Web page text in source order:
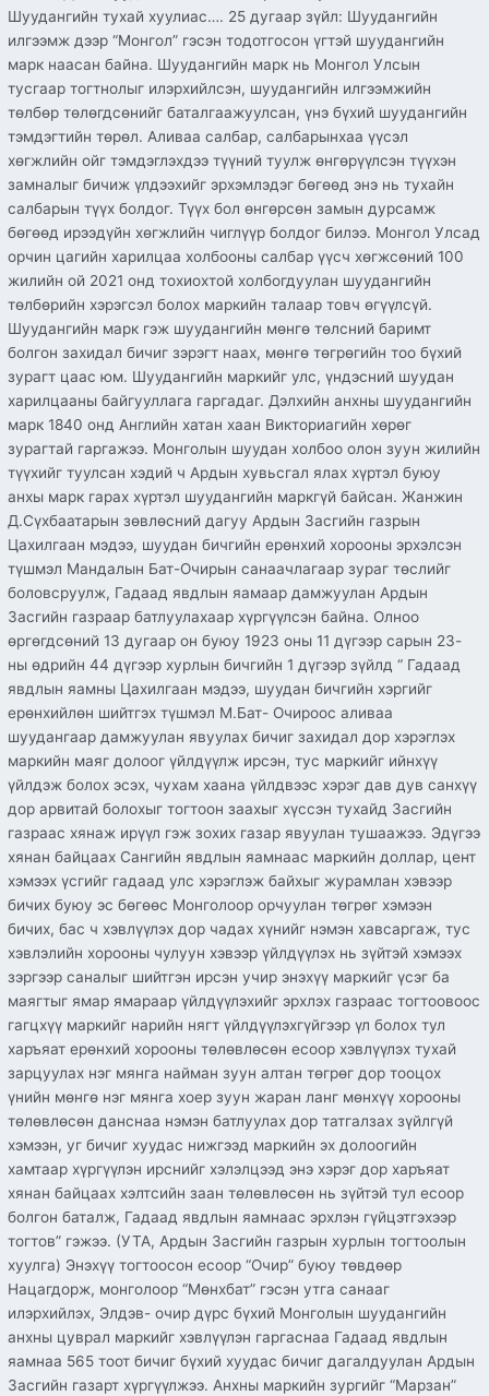
Шуудангийн тухай хуулиас…. 25 дугаар зүйл: Шуудангийн
илгээмж дээр “Монгол” гэсэн тодотгосон үгтэй шуудангийн
марк наасан байна. Шуудангийн марк нь Монгол Улсын
тусгаар тогтнолыг илэрхийлсэн, шуудангийн илгээмжийн
төлбөр төлөгдсөнийг баталгаажуулсан, үнэ бүхий шуудангийн
тэмдэгтийн төрөл. Аливаа салбар, салбарынхаа үүсэл
хөгжлийн ойг тэмдэглэхдээ түүний туулж өнгөрүүлсэн түүхэн
замналыг бичиж үлдээхийг эрхэмлэдэг бөгөөд энэ нь тухайн
салбарын түүх болдог. Түүх бол өнгөрсөн замын дурсамж
бөгөөд ирээдүйн хөгжлийн чиглүүр болдог билээ. Монгол Улсад
орчин цагийн харилцаа холбооны салбар үүсч хөгжсөний 100
жилийн ой 2021 онд тохиохтой холбогдуулан шуудангийн
төлбөрийн хэрэгсэл болох маркийн талаар товч өгүүлсүй.
Шуудангийн марк гэж шуудангийн мөнгө төлсний баримт
болгон захидал бичиг зэрэгт наах, мөнгө төгрөгийн тоо бүхий
зурагт цаас юм. Шуудангийн маркийг улс, үндэсний шуудан
харилцааны байгууллага гаргадаг. Дэлхийн анхны шуудангийн
марк 1840 онд Английн хатан хаан Викториагийн хөрөг
зурагтай гаргажээ. Монголын шуудан холбоо олон зуун жилийн
түүхийг туулсан хэдий ч Ардын хувьсгал ялах хүртэл буюу
анхы марк гарах хүртэл шуудангийн маркгүй байсан. Жанжин
Д.Сүхбаатарын зөвлөсний дагуу Ардын Засгийн газрын
Цахилгаан мэдээ, шуудан бичгийн ерөнхий хорооны эрхэлсэн
түшмэл Мандалын Бат-Очирын санаачлагаар зураг төслийг
боловсруулж, Гадаад явдлын яамаар дамжуулан Ардын
Засгийн газраар батлуулахаар хүргүүлсэн байна. Олноо
өргөгдсөний 13 дугаар он буюу 1923 оны 11 дүгээр сарын 23-
ны өдрийн 44 дүгээр хурлын бичгийн 1 дүгээр зүйлд “ Гадаад
явдлын яамны Цахилгаан мэдээ, шуудан бичгийн хэргийг
ерөнхийлөн шийтгэх түшмэл М.Бат- Очироос аливаа
шуудангаар дамжуулан явуулах бичиг захидал дор хэрэглэх
маркийн маяг долоог үйлдүүлж ирсэн, тус маркийг ийнхүү
үйлдэж болох эсэх, чухам хаана үйлдвээс хэрэг дав дув санхүү
дор арвитай болохыг тогтоон заахыг хүссэн тухайд Засгийн
газраас хянаж ирүүл гэж зохих газар явуулан тушаажээ. Эдүгээ
хянан байцаах Сангийн явдлын яамнаас маркийн доллар, цент
хэмээх үсгийг гадаад улс хэрэглэж байхыг журамлан хэвээр
бичих буюу эс бөгөөс Монголоор орчуулан төгрөг хэмээн
бичих, бас ч хэвлүүлэх дор чадах хүнийг нэмэн хавсаргаж, тус
хэвлэлийн хорооны чулуун хэвээр үйлдүүлэх нь зүйтэй хэмээх
зэргээр саналыг шийтгэн ирсэн учир энэхүү маркийг үсэг ба
маягтыг ямар ямараар үйлдүүлэхийг эрхлэх газраас тогтоовоос
гагцхүү маркийг нарийн нягт үйлдүүлэхгүйгээр үл болох тул
харъяат ерөнхий хорооны төлөвлөсөн есоор хэвлүүлэх тухай
зарцуулах нэг мянга найман зуун алтан төгрөг дор тооцох
үнийн мөнгө нэг мянга хоер зуун жаран ланг мөнхүү хорооны
төлөвлөсөн данснаа нэмэн батлуулах дор татгалзах зүйлгүй
хэмээн, уг бичиг хуудас нижгээд маркийн эх долоогийн
хамтаар хүргүүлэн ирснийг хэлэлцээд энэ хэрэг дор харъяат
хянан байцаах хэлтсийн заан төлөвлөсөн нь зүйтэй тул есоор
болгон баталж, Гадаад явдлын яамнаас эрхлэн гүйцэтгэхээр
тогтов” гэжээ. (УТА, Ардын Засгийн газрын хурлын тогтоолын
хуулга) Энэхүү тогтоосон есоор “Очир” буюу төвдөөр
Нацагдорж, монголоор “Мөнхбат” гэсэн утга санааг
илэрхийлэх, Элдэв- очир дүрс бүхий Монголын шуудангийн
анхны цуврал маркийг хэвлүүлэн гаргаснаа Гадаад явдлын
яамнаа 565 тоот бичиг бүхий хуудас бичиг дагалдуулан Ардын
Засгийн газарт хүргүүлжээ. Анхны маркийн зургийг “Марзан”